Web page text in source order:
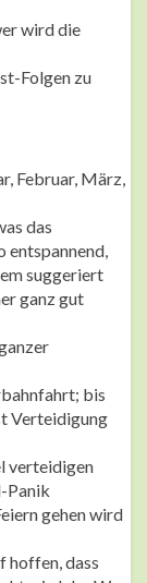
wird die
Folgen zu
Februar, März,
das
suggeriert
ganz gut
bis
Verteidigung
verteidigen
Panik
gehen wird
hoffen, dass